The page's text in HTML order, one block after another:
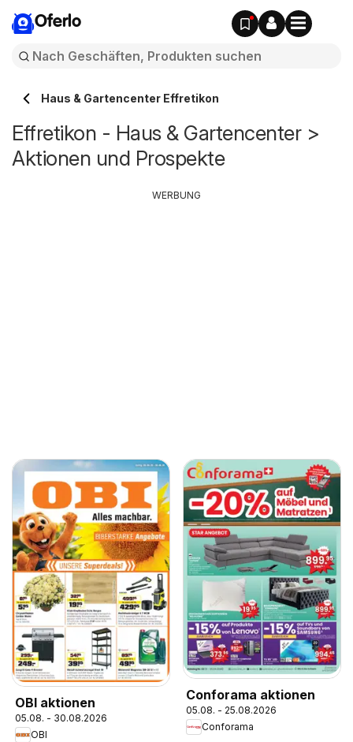
Oferlo
Haus & Gartencenter Effretikon
Effretikon - Haus & Gartencenter >
Aktionen und Prospekte
OBI aktionen
05.08. - 30.08.2026
OBI
Conforama aktionen
05.08. - 25.08.2026
Conforama
WERBUNG